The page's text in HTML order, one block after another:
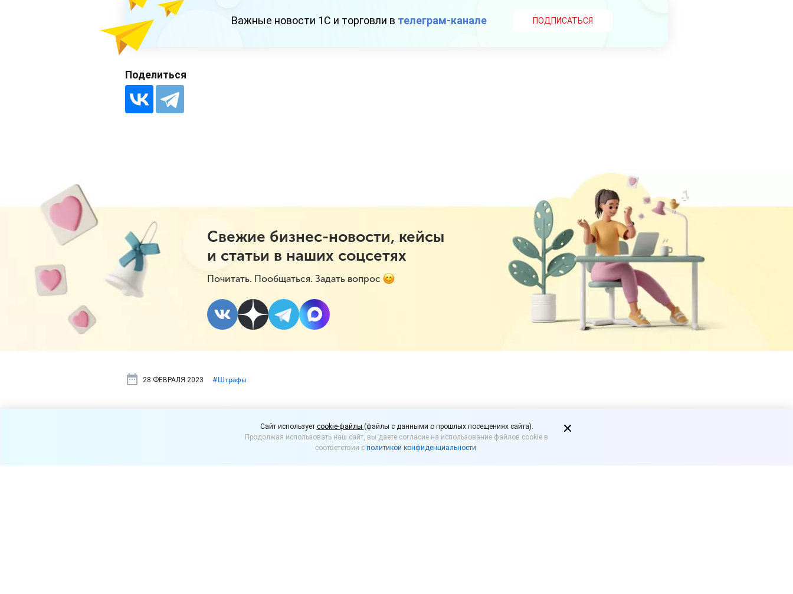
Важные новости 1С и торговли в телеграм-канале ПОДПИСАТЬСЯ
Поделиться
Свежие бизнес-новости, кейсы
и статьи в наших соцсетях
Почитать. Пообщаться. Задать вопрос
28 ФЕВРАЛЯ 2023 #⁣Штрафы
Wildberries начал штрафовать продавцов за
отсутствие маркировки
Cайт использует cookie-файлы (файлы с данными о прошлых посещениях сайта).
Продолжая использовать наш сайт, вы даете согласие на использование файлов cookie в
соответствии с политикой конфиденциальности.